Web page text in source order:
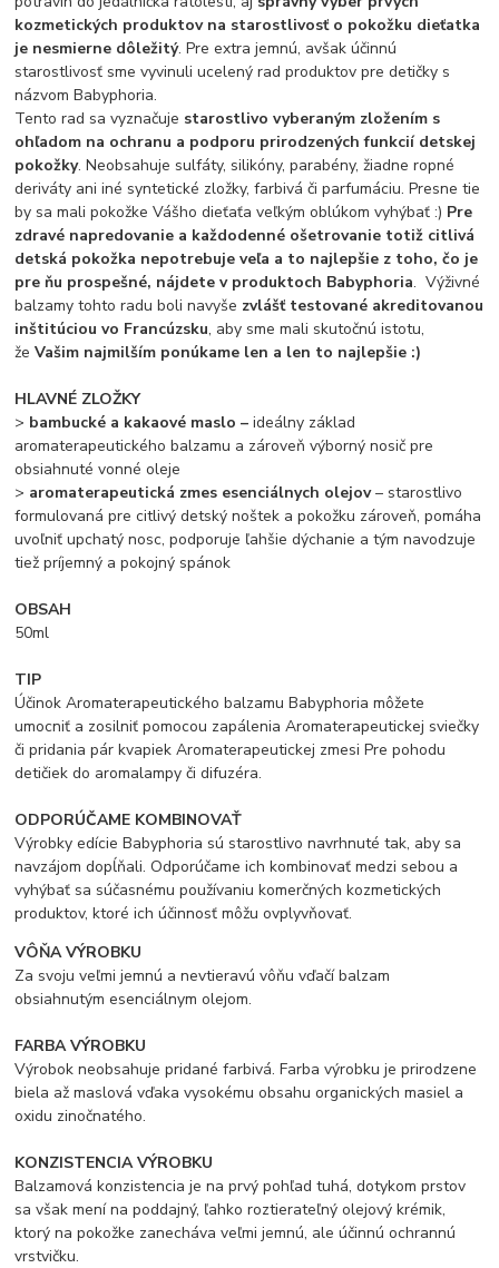
kozmetických produktov na starostlivosť o pokožku dieťatka
je nesmierne dôležitý. Pre extra jemnú, avšak účinnú
starostlivosť sme vyvinuli ucelený rad produktov pre detičky s
názvom Babyphoria.
Tento rad sa vyznačuje starostlivo vyberaným zložením s
ohľadom na ochranu a podporu prirodzených funkcií detskej
pokožky. Neobsahuje sulfáty, silikóny, parabény, žiadne ropné
deriváty ani iné syntetické zložky, farbivá či parfumáciu. Presne tie
by sa mali pokožke Vášho dieťaťa veľkým oblúkom vyhýbať :) Pre
zdravé napredovanie a každodenné ošetrovanie totiž citlivá
detská pokožka nepotrebuje veľa a to najlepšie z toho, čo je
pre ňu prospešné, nájdete v produktoch Babyphoria. Výživné
balzamy tohto radu boli navyše zvlášť testované akreditovanou
inštitúciou vo Francúzsku, aby sme mali skutočnú istotu,
žeVašim najmilším ponúkame len a len to najlepšie :)
HLAVNÉ ZLOŽKY
> bambucké a kakaové maslo –ideálny základ
aromaterapeutického balzamu a zároveň výborný nosič pre
obsiahnuté vonné oleje
> aromaterapeutická zmes esenciálnych olejov– starostlivo
formulovaná pre citlivý detský noštek a pokožku zároveň, pomáha
uvoľniť upchatý nosc, podporuje ľahšie dýchanie a tým navodzuje
tiež príjemný a pokojný spánok
OBSAH
50ml
TIP
Účinok Aromaterapeutického balzamu Babyphoria môžete
umocniť a zosilniť pomocou zapálenia Aromaterapeutickej sviečky
či pridania pár kvapiek Aromaterapeutickej zmesi Pre pohodu
detičiek do aromalampy či difuzéra.
ODPORÚČAME KOMBINOVAŤ
Výrobky edície Babyphoria sú starostlivo navrhnuté tak, aby sa
navzájom dopĺňali. Odporúčame ich kombinovať medzi sebou a
vyhýbať sa súčasnému používaniu komerčných kozmetických
produktov, ktoré ich účinnosť môžu ovplyvňovať.
VÔŇA VÝROBKU
Za svoju veľmi jemnú a nevtieravú vôňu vďačí balzam
obsiahnutým esenciálnym olejom.
FARBA VÝROBKU
Výrobok neobsahuje pridané farbivá. Farba výrobku je prirodzene
biela až maslová vďaka vysokému obsahu organických masiel a
oxidu zinočnatého.
KONZISTENCIA VÝROBKU
Balzamová konzistencia je na prvý pohľad tuhá, dotykom prstov
sa však mení na poddajný, ľahko roztierateľný olejový krémik,
ktorý na pokožke zanecháva veľmi jemnú, ale účinnú ochrannú
vrstvičku.